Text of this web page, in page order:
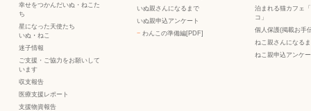
幸せをつかんだいぬ・ねこた
ち
星になった天使たち
いぬ ・ ねこ
迷子情報
ご支援・ご協力をお願いして
います
収支報告
医療支援レポート
支援物資報告
いぬ親さんになるまで
いぬ親申込アンケート
− わんこの準備編[PDF]
泊まれる猫カフェ
コ」
個人保護(掲載お手
ねこ親さんになる
ねこ親申込アンケ